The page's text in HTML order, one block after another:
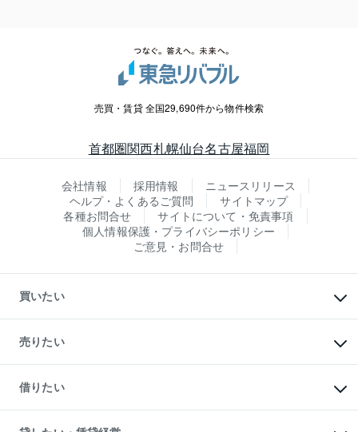
売買・賃貸 全国29,690件から物件検索
首都圏関西札幌仙台名古屋福岡
会社情報 採用情報
ニュースリリース
ヘルプ・よくあるご質問
サイトマップ
各種お問合せ
サイトについて・免責事項
個人情報保護・プライバシーポリシー
ご意見・お問合せ
買いたい
新築・分譲マンションの購入
中古マンションの購入
一戸建ての購入
中古一戸建ての購入
不動産購入の流れ
注目キーワード物件特集
売りたい
一戸建ての売却・査定
土地の売却・査定
スピードAI査定
借りたい
オフィス・店舗の賃貸